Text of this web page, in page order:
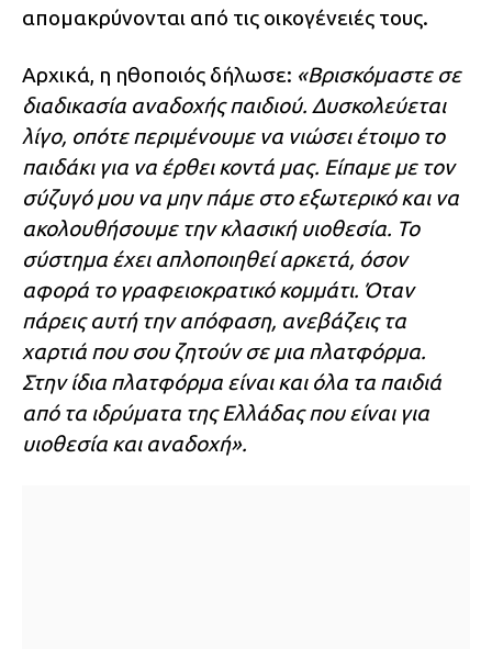
απομακρύνονται από τις οικογένειές τους.
Αρχικά, η ηθοποιός δήλωσε: «Βρισκόμαστε σε
διαδικασία αναδοχής παιδιού. Δυσκολεύεται
λίγο, οπότε περιμένουμε να νιώσει έτοιμο το
παιδάκι για να έρθει κοντά μας. Είπαμε με τον
σύζυγό μου να μην πάμε στο εξωτερικό και να
ακολουθήσουμε την κλασική υιοθεσία. Το
σύστημα έχει απλοποιηθεί αρκετά, όσον
αφορά το γραφειοκρατικό κομμάτι. Όταν
πάρεις αυτή την απόφαση, ανεβάζεις τα
χαρτιά που σου ζητούν σε μια πλατφόρμα.
Στην ίδια πλατφόρμα είναι και όλα τα παιδιά
από τα ιδρύματα της Ελλάδας που είναι για
υιοθεσία και αναδοχή».